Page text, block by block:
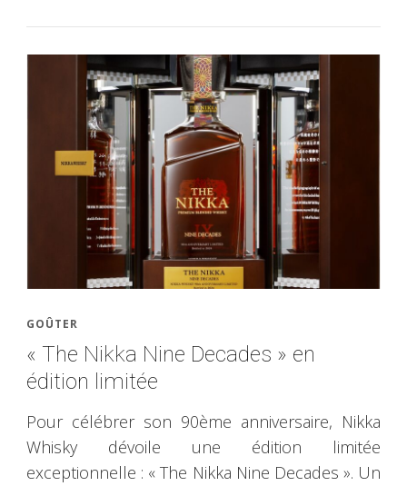
GOÛTER
« The Nikka Nine Decades » en
édition limitée
Pour célébrer son 90ème anniversaire, Nikka
Whisky dévoile une édition limitée
exceptionnelle : « The Nikka Nine Decades ». Un